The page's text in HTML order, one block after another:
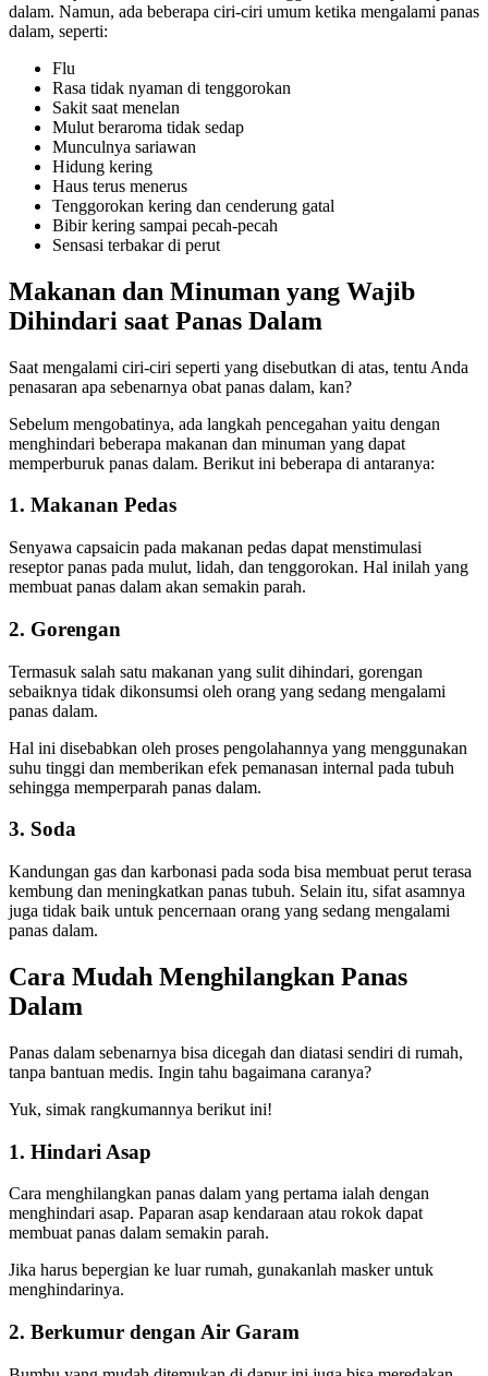
dalam. Namun, ada beberapa ciri-ciri umum ketika mengalami panas
dalam, seperti:
Flu
Rasa tidak nyaman di tenggorokan
Sakit saat menelan
Mulut beraroma tidak sedap
Munculnya sariawan
Hidung kering
Haus terus menerus
Tenggorokan kering dan cenderung gatal
Bibir kering sampai pecah-pecah
Sensasi terbakar di perut
Makanan dan Minuman yang Wajib
Dihindari saat Panas Dalam
Saat mengalami ciri-ciri seperti yang disebutkan di atas, tentu Anda
penasaran apa sebenarnya obat panas dalam, kan?
Sebelum mengobatinya, ada langkah pencegahan yaitu dengan
menghindari beberapa makanan dan minuman yang dapat
memperburuk panas dalam. Berikut ini beberapa di antaranya:
1. Makanan Pedas
Senyawa capsaicin pada makanan pedas dapat menstimulasi
reseptor panas pada mulut, lidah, dan tenggorokan. Hal inilah yang
membuat panas dalam akan semakin parah.
2. Gorengan
Termasuk salah satu makanan yang sulit dihindari, gorengan
sebaiknya tidak dikonsumsi oleh orang yang sedang mengalami
panas dalam.
Hal ini disebabkan oleh proses pengolahannya yang menggunakan
suhu tinggi dan memberikan efek pemanasan internal pada tubuh
sehingga memperparah panas dalam.
3. Soda
Kandungan gas dan karbonasi pada soda bisa membuat perut terasa
kembung dan meningkatkan panas tubuh. Selain itu, sifat asamnya
juga tidak baik untuk pencernaan orang yang sedang mengalami
panas dalam.
Cara Mudah Menghilangkan Panas
Dalam
Panas dalam sebenarnya bisa dicegah dan diatasi sendiri di rumah,
tanpa bantuan medis. Ingin tahu bagaimana caranya?
Yuk, simak rangkumannya berikut ini!
1. Hindari Asap
Cara menghilangkan panas dalam yang pertama ialah dengan
menghindari asap. Paparan asap kendaraan atau rokok dapat
membuat panas dalam semakin parah.
Jika harus bepergian ke luar rumah, gunakanlah masker untuk
menghindarinya.
2. Berkumur dengan Air Garam